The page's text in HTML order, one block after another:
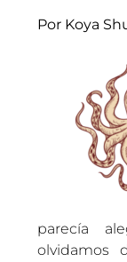
Por Koya
parecía
olvidamos